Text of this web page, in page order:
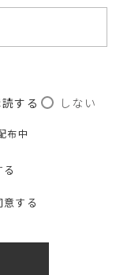
する しない
布中
る
意する